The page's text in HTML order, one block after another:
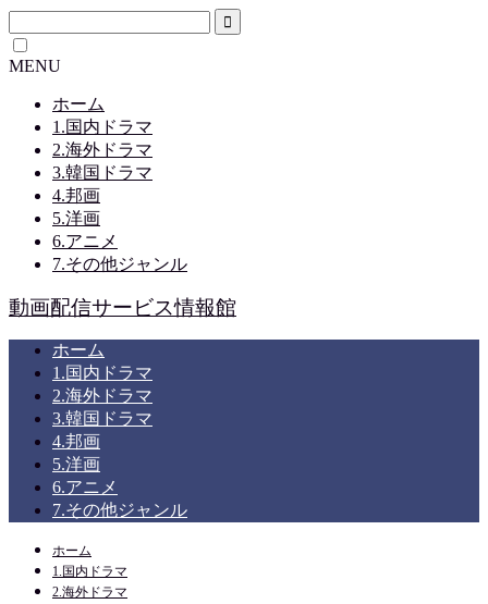
MENU
ホーム
1.国内ドラマ
2.海外ドラマ
3.韓国ドラマ
4.邦画
5.洋画
6.アニメ
7.その他ジャンル
動画配信サービス情報館
ホーム
1.国内ドラマ
2.海外ドラマ
3.韓国ドラマ
4.邦画
5.洋画
6.アニメ
7.その他ジャンル
ホーム
1.国内ドラマ
2.海外ドラマ